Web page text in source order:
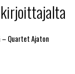
Quartet Ajaton